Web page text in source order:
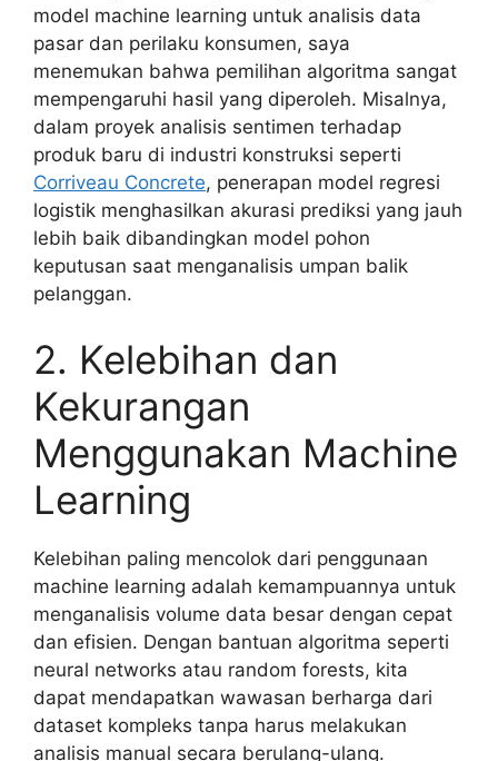
model machine learning untuk analisis data
pasar dan perilaku konsumen, saya
menemukan bahwa pemilihan algoritma sangat
mempengaruhi hasil yang diperoleh. Misalnya,
dalam proyek analisis sentimen terhadap
produk baru di industri konstruksi seperti
Corriveau Concrete, penerapan model regresi
logistik menghasilkan akurasi prediksi yang jauh
lebih baik dibandingkan model pohon
keputusan saat menganalisis umpan balik
pelanggan.
2. Kelebihan dan
Kekurangan
Menggunakan Machine
Learning
Kelebihan paling mencolok dari penggunaan
machine learning adalah kemampuannya untuk
menganalisis volume data besar dengan cepat
dan efisien. Dengan bantuan algoritma seperti
neural networks atau random forests, kita
dapat mendapatkan wawasan berharga dari
dataset kompleks tanpa harus melakukan
analisis manual secara berulang-ulang.